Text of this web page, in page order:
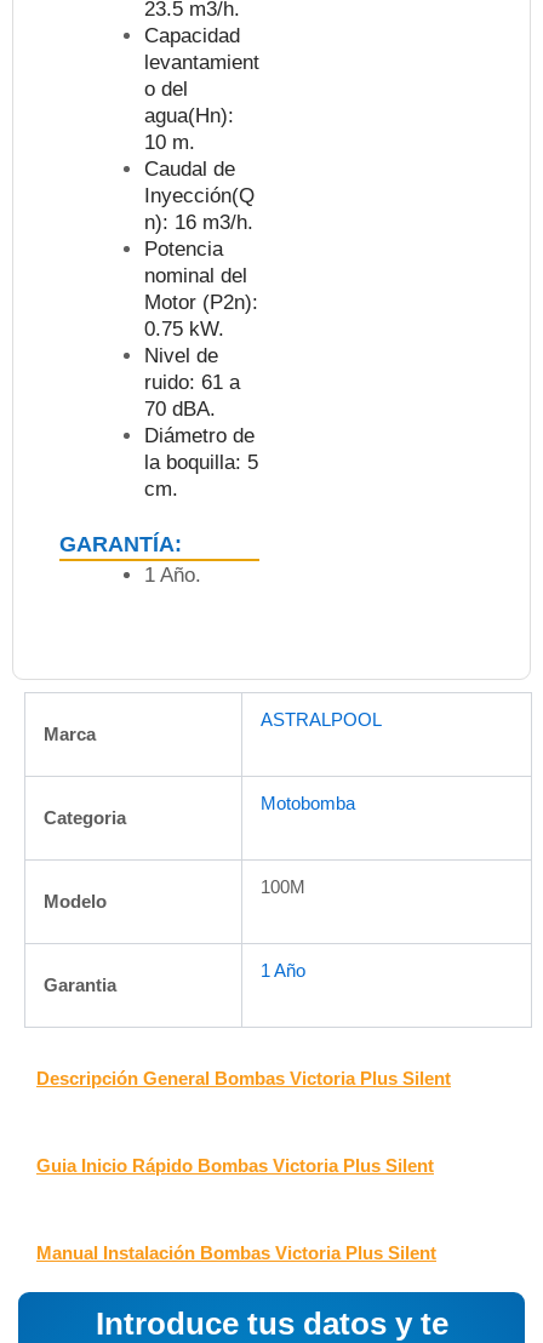
23.5 m3/h.
Capacidad
levantamient
o del
agua(Hn):
10 m.
Caudal de
Inyección(Q
n): 16 m3/h.
Potencia
nominal del
Motor (P2n):
0.75 kW.
Nivel de
ruido: 61 a
70 dBA.
Diámetro de
la boquilla: 5
cm.
GARANTÍA:
1 Año.
Marca
ASTRALPOOL
Categoria
Motobomba
Modelo
100M
Garantia
1 Año
Descripción General Bombas Victoria Plus Silent
Guia Inicio Rápido Bombas Victoria Plus Silent
Manual Instalación Bombas Victoria Plus Silent
Introduce tus datos y te